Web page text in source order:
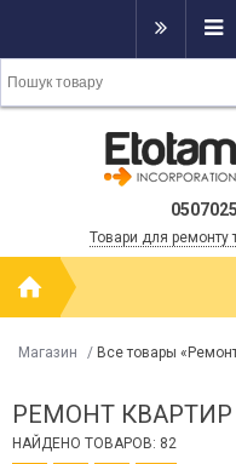
Товари для ремонту
Магазин / Все товары
РЕМОНТ КВАРТИР
НАЙДЕНО ТОВАРОВ: 82